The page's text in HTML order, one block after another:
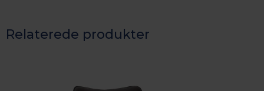
Relaterede produkter